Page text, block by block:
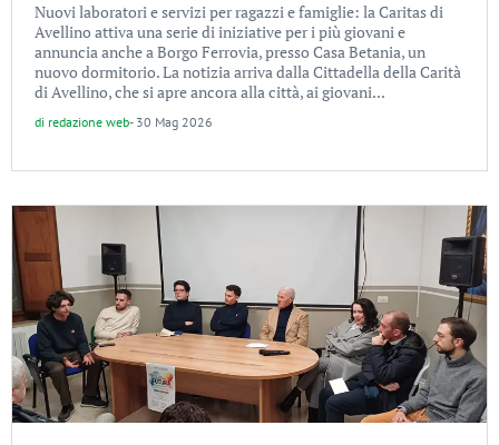
Nuovi laboratori e servizi per ragazzi e famiglie: la Caritas di
Avellino attiva una serie di iniziative per i più giovani e
annuncia anche a Borgo Ferrovia, presso Casa Betania, un
nuovo dormitorio. La notizia arriva dalla Cittadella della Carità
di Avellino, che si apre ancora alla città, ai giovani...
di redazione web- 30 Mag 2026